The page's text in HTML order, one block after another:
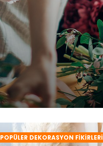
POPÜLER DEKORASYON FIKIRLERI